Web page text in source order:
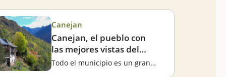
Canejan
Canejan, el pueblo con
las mejores vistas del
Valle de Aran
Todo el municipio es un gran mirador